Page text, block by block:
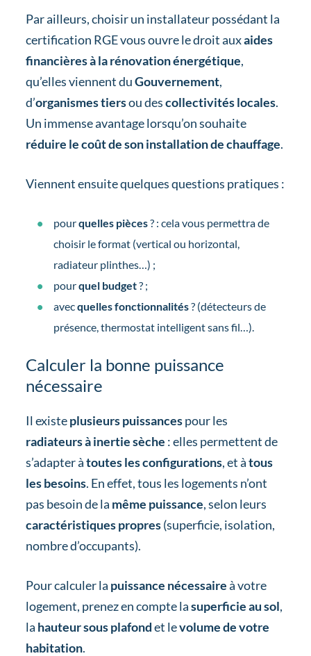
Par ailleurs, choisir un installateur possédant la
certification RGE vous ouvre le droit auxaides
financières à la rénovation énergétique,
qu’elles viennent duGouvernement,
d’organismes tiersou descollectivités locales.
Un immense avantage lorsqu’on souhaite
réduire le coût de son installation de chauffage.
Viennent ensuite quelques questions pratiques :
pourquelles pièces? : cela vous permettra de
choisir le format (vertical ou horizontal,
radiateur plinthes…) ;
pourquel budget? ;
avecquelles fonctionnalités? (détecteurs de
présence, thermostat intelligent sans fil…).
Calculer la bonne puissance
nécessaire
Il existeplusieurs puissancespour les
radiateurs à inertie sèche : elles permettent de
s’adapter àtoutes les configurations, et àtous
les besoins. En effet, tous les logements n’ont
pas besoin de la même puissance, selon leurs
caractéristiques propres(superficie, isolation,
nombre d’occupants).
Pour calculer la puissance nécessaireà votre
logement, prenez en compte lasuperficie au sol,
la hauteur sous plafondet levolume de votre
habitation.